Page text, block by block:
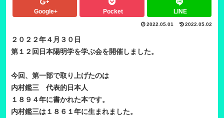
Google+ Pocket LINE
2022.05.01 2022.05.02
２０２２年４月３０日
第１２回日本陽明学を学ぶ会を開催しました。
今回、第一部で取り上げたのは
内村鑑三 代表的日本人
１８９４年に書かれた本です。
内村鑑三は１８６１年に生まれました。